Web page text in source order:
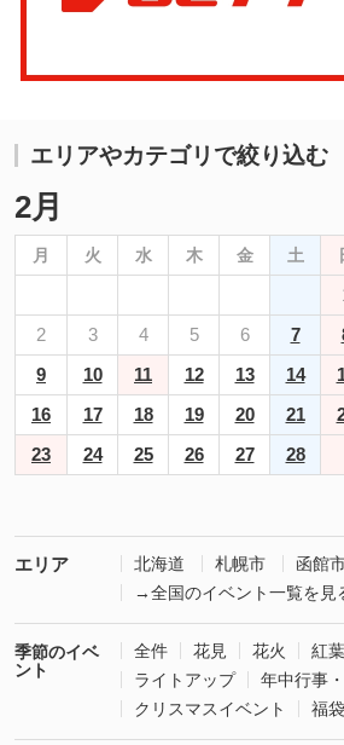
エリアやカテゴリで絞り込む
2月
月 火 水 木 金 土
2
3 4 5 6 7
9
10 11 12 13 14
16
17 18 19 20 21
23
24 25 26 27 28
エリア 北海道 札幌市
函館
→全国のイベント一覧を見
季節のイベ
ント
全件 花見 花火
紅葉
ライトアップ
年中行事
クリスマスイベント
福